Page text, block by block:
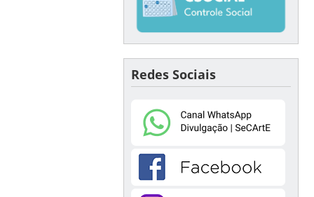
Redes Sociais